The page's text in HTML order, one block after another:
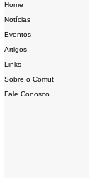
Home
Notícias
Eventos
Artigos
Links
Sobre o Comut
Fale Conosco